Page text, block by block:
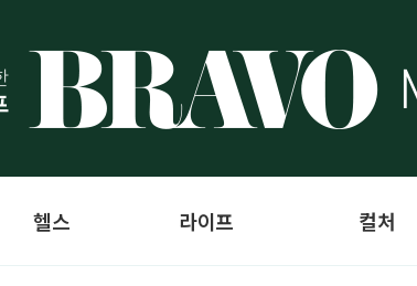
헬스 라이프 컬처